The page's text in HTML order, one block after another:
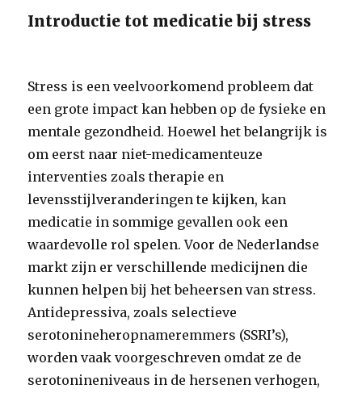
Introductie tot medicatie bij stress
Stress is een veelvoorkomend probleem dat
een grote impact kan hebben op de fysieke en
mentale gezondheid. Hoewel het belangrijk is
om eerst naar niet-medicamenteuze
interventies zoals therapie en
levensstijlveranderingen te kijken, kan
medicatie in sommige gevallen ook een
waardevolle rol spelen. Voor de Nederlandse
markt zijn er verschillende medicijnen die
kunnen helpen bij het beheersen van stress.
Antidepressiva, zoals selectieve
serotonineheropnameremmers (SSRI’s),
worden vaak voorgeschreven omdat ze de
serotonineniveaus in de hersenen verhogen,